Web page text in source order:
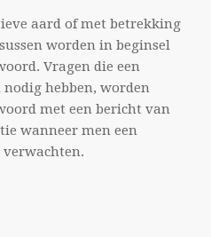
aard of met betrekking
worden in beginsel
Vragen die een
hebben, worden
met een bericht van
wanneer men een